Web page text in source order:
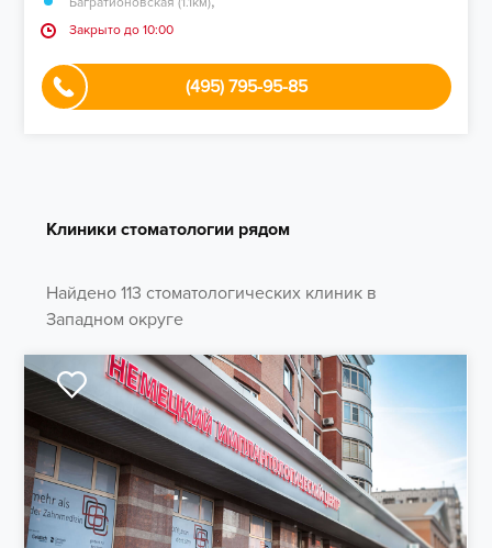
Закрыто до 10:00
(495) 795-95-85
Клиники стоматологии рядом
Найдено 113 стоматологических клиник в
Западном округе